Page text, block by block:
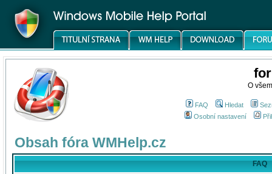
O
FAQ Hledat
Osobní nastavení
Obsah fóra WMHelp.cz
FAQ